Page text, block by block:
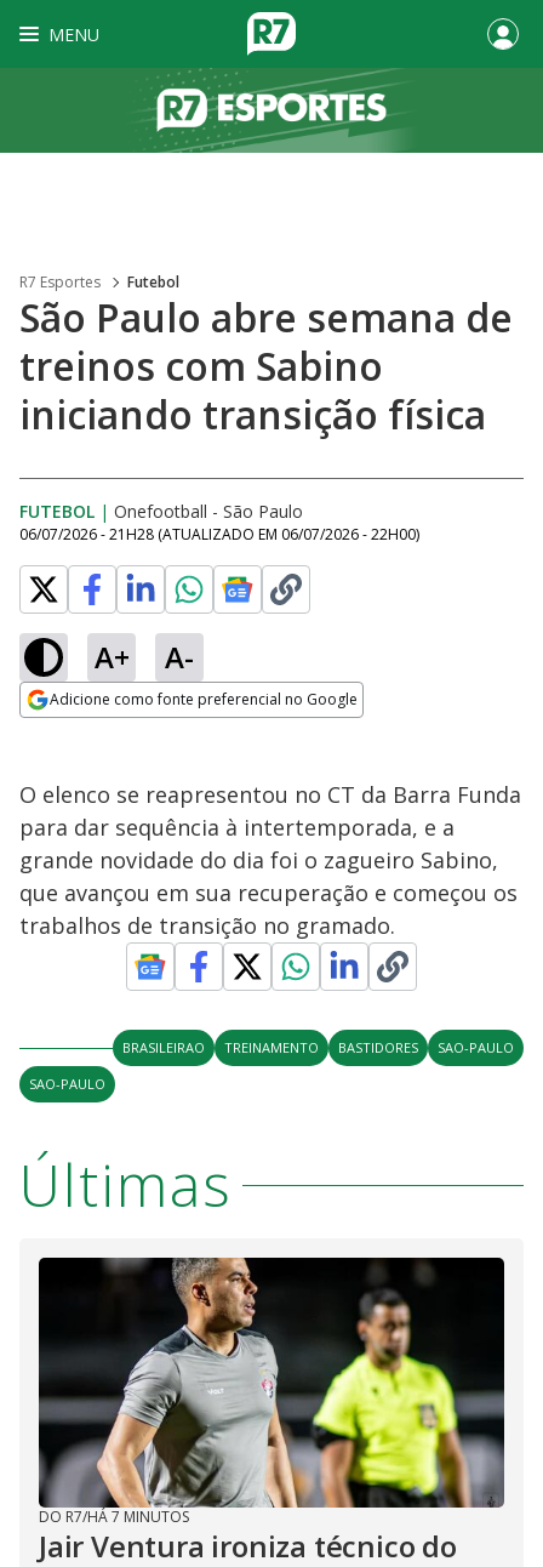
MENU
R7 Esportes Futebol
São Paulo abre semana de
treinos com Sabino
iniciando transição física
FUTEBOL | Onefootball - São Paulo
06/07/2026 - 21H28 (ATUALIZADO EM 06/07/2026 - 22H00)
A+ A-
Adicione como fonte preferencial no Google
O elenco se reapresentou no CT da Barra Funda
para dar sequência à intertemporada, e a
grande novidade do dia foi o zagueiro Sabino,
que avançou em sua recuperação e começou os
trabalhos de transição no gramado.
BRASILEIRAO TREINAMENTO BASTIDORES
SAO-PAULO
SAO-PAULO
Últimas
DO R7/HÁ 7 MINUTOS
Jair Ventura ironiza técnico do